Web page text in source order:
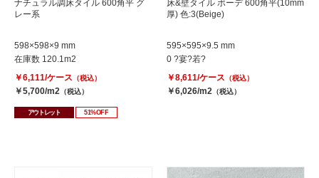
ナチュラル調床タイル 600角平 グ
レー系
598×598×9 mm
在庫数 120.1m2
￥6,111/ケース （税込）
￥5,700/m2 （税込）
アウトレット 51%OFF
床&壁タイル ボーデ 600角平(10mm
厚) 色:3(Beige)
595×595×9.5 mm
0 ?宴?若?
￥8,611/ケース （税込）
￥6,026/m2 （税込）